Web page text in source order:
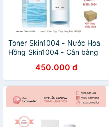
Toner Skin1004 - Nước Hoa
Hồng Skin1004 - Cân bằng
450.000 đ